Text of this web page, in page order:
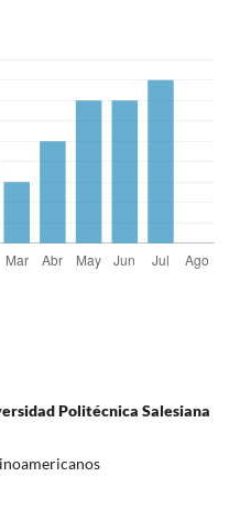
Politécnica Salesiana